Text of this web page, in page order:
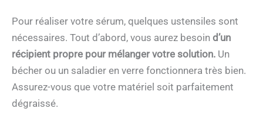
Pour réaliser votre sérum, quelques ustensiles sont
nécessaires. Tout d’abord, vous aurez besoin d’un
récipient propre pour mélanger votre solution. Un
bécher ou un saladier en verre fonctionnera très bien.
Assurez-vous que votre matériel soit parfaitement
dégraissé.